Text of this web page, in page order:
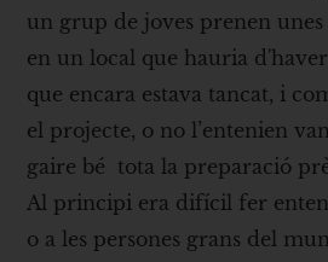
un grup de joves prenen
en un local que hauria
que encara estava tancat, i
el projecte, o no l’entenien
gaire bé tota la preparació
Al principi era difícil fer
o a les persones grans del